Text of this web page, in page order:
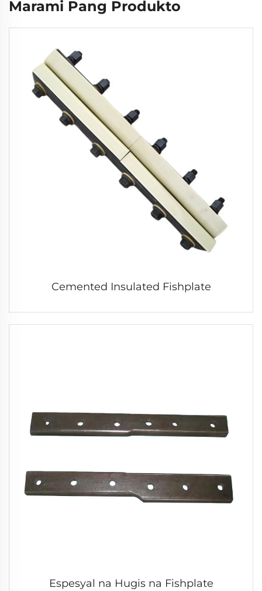
Marami Pang Produkto
Cemented Insulated Fishplate
Espesyal na Hugis na Fishplate